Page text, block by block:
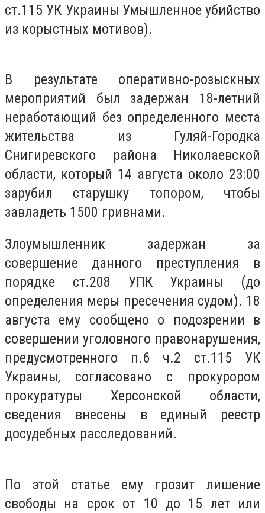
ст.115 УК Украины Умышленное убийство
из корыстных мотивов).
В результате оперативно-розыскных
мероприятий был задержан 18-летний
неработающий без определенного места
жительства из Гуляй-Городка
Снигиревского района Николаевской
области, который 14 августа около 23:00
зарубил старушку топором, чтобы
завладеть 1500 гривнами.
Злоумышленник задержан за
совершение данного преступления в
порядке ст.208 УПК Украины (до
определения меры пресечения судом). 18
августа ему сообщено о подозрении в
совершении уголовного правонарушения,
предусмотренного п.6 ч.2 ст.115 УК
Украины, согласовано с прокурором
прокуратуры Херсонской области,
сведения внесены в единый реестр
досудебных расследований.
По этой статье ему грозит лишение
свободы на срок от 10 до 15 лет или